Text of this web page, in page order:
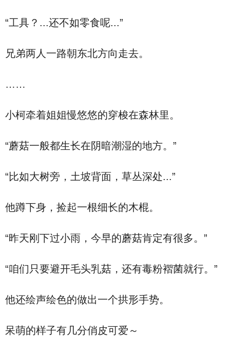
“工具？...还不如零食呢...”
兄弟两人一路朝东北方向走去。
……
小柯牵着姐姐慢悠悠的穿梭在森林里。
“蘑菇一般都生长在阴暗潮湿的地方。”
“比如大树旁，土坡背面，草丛深处...”
他蹲下身，捡起一根细长的木棍。
“昨天刚下过小雨，今早的蘑菇肯定有很多。”
“咱们只要避开毛头乳菇，还有毒粉褶菌就行。”
他还绘声绘色的做出一个拱形手势。
呆萌的样子有几分俏皮可爱～